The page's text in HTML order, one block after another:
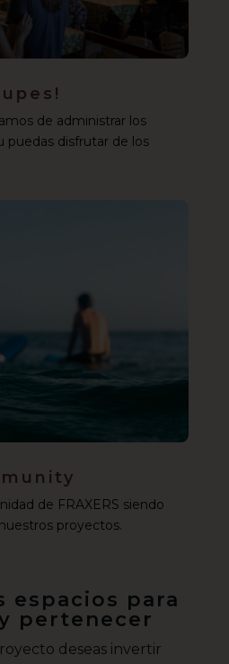
de administrar los
puedas disfrutar de los
de FRAXERS siendo
proyectos.
espacios para
pertenecer
deseas invertir